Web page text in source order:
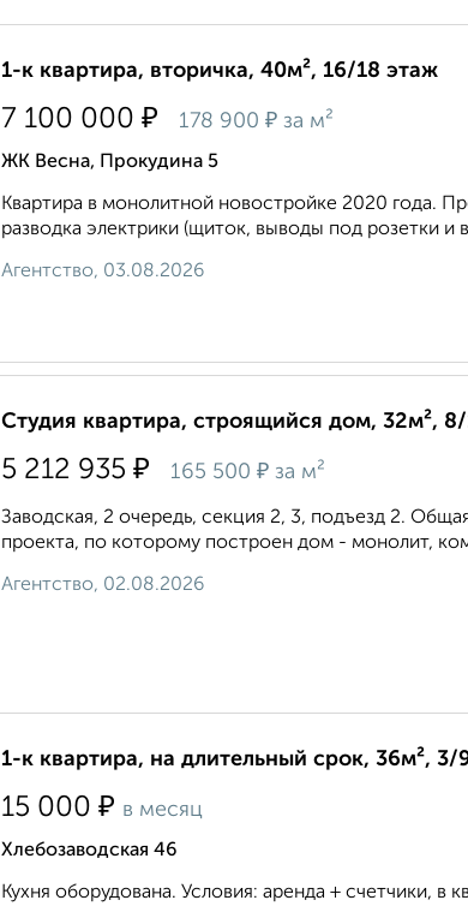
1-к квартира, вторичка, 40м², 16/18 этаж
7 100 000 ₽ 178 900 ₽ за м²
ЖК Весна, Прокудина 5
Квартира в монолитной новостройке 2020 года.
разводка электрики (щиток, выводы под розетки и
Агентство, 03.08.2026
Студия квартира, строящийся дом, 32м²,
5 212 935 ₽ 165 500 ₽ за м²
Заводская, 2 очередь, секция 2, 3, подъезд 2.
проекта, по которому построен дом - монолит,
Агентство, 02.08.2026
1-к квартира, на длительный срок, 36м², 3/
15 000 ₽ в месяц
Хлебозаводская 46
Кухня оборудована. Условия: аренда + счетчики, в